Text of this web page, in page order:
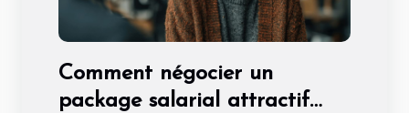
Comment négocier un
package salarial attractif